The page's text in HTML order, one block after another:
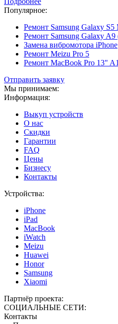
Популярное:
Ремонт Samsung Galaxy S5
Ремонт Samsung Galaxy A9
Замена вибромотора iPhone
Ремонт Meizu Pro 5
Ремонт MacBook Pro 13"
Отправить заявку
Мы принимаем:
Информация:
Выкуп устройств
О нас
Скидки
Гарантии
FAQ
Цены
Бизнесу
Контакты
Устройства:
iPhone
iPad
MacBook
iWatch
Meizu
Huawei
Honor
Samsung
Xiaomi
Партнёр проекта:
СОЦИАЛЬНЫЕ СЕТИ:
Контакты